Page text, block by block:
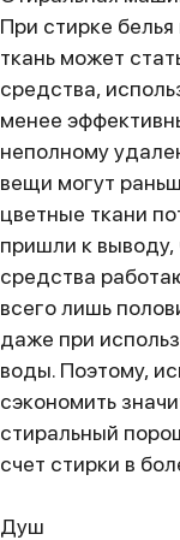
При стирке
ткань может
средства,
менее
неполному
вещи могут
цветные ткани
пришли к
средства
всего лишь
даже при
воды. Поэтому,
сэкономить
стиральный
счет стирки в
Душ